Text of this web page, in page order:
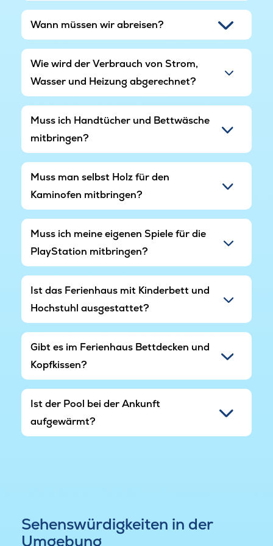
an dem Entspannung und Spaß Hand in Hand
gehen. Freuen Sie sich auf Ihren Traumurlaub.
Wann müssen wir abreisen?
Wie wird der Verbrauch von Strom,
Wasser und Heizung abgerechnet?
Muss ich Handtücher und Bettwäsche
mitbringen?
Muss man selbst Holz für den
Kaminofen mitbringen?
Muss ich meine eigenen Spiele für die
PlayStation mitbringen?
Ist das Ferienhaus mit Kinderbett und
Hochstuhl ausgestattet?
Gibt es im Ferienhaus Bettdecken und
Kopfkissen?
Ist der Pool bei der Ankunft
aufgewärmt?
Sehenswürdigkeiten in der
Umgebung